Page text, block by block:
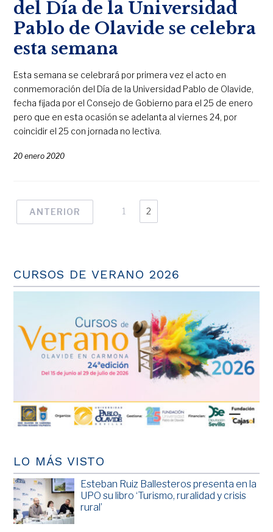
del Día de la Universidad
Pablo de Olavide se celebra
esta semana
Esta semana se celebrará por primera vez el acto en
conmemoración del Día de la Universidad Pablo de Olavide,
fecha fijada por el Consejo de Gobierno para el 25 de enero
pero que en esta ocasión se adelanta al viernes 24, por
coincidir el 25 con jornada no lectiva.
20 enero 2020
ANTERIOR 1 2
CURSOS DE VERANO 2026
LO MÁS VISTO
Esteban Ruiz Ballesteros presenta en la
UPO su libro ‘Turismo, ruralidad y crisis
rural’